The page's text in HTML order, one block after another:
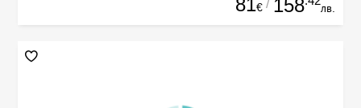
€ / 158 лв.